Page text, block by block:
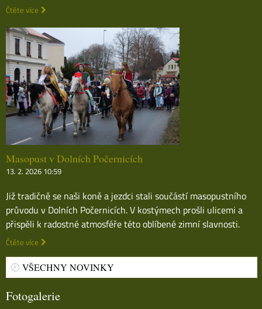
Čtěte více
Masopust v Dolních Počernicích
13. 2. 2026 10:59
Již tradičně se naši koně a jezdci stali součástí masopustního
průvodu v Dolních Počernicích. V kostýmech prošli ulicemi a
přispěli k radostné atmosféře této oblíbené zimní slavnosti.
Čtěte více
VŠECHNY NOVINKY
Fotogalerie